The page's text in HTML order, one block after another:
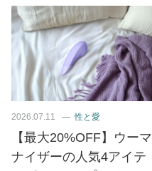
2026.07.11 性と愛
【最大20%OFF】ウーマ
ナイザーの人気4アイテ